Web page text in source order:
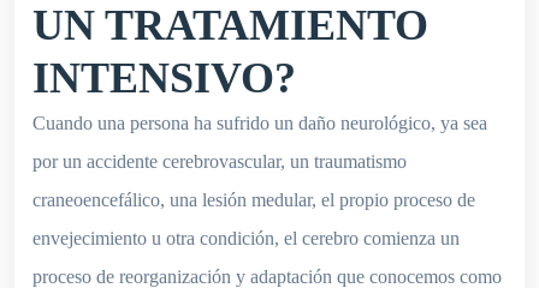
UN TRATAMIENTO
INTENSIVO?
Cuando una persona ha sufrido un daño neurológico, ya sea
por un accidente cerebrovascular, un traumatismo
craneoencefálico, una lesión medular, el propio proceso de
envejecimiento u otra condición, el cerebro comienza un
proceso de reorganización y adaptación que conocemos como